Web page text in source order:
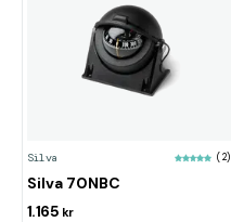
Silva (2)
Silva 70NBC
1.165 kr